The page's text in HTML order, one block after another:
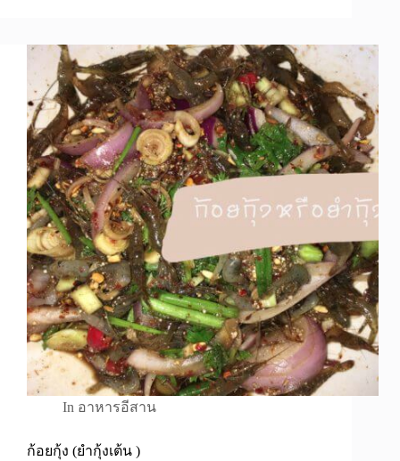
In อาหารอีสาน
ก้อยกุ้ง (ยำกุ้งเต้น )